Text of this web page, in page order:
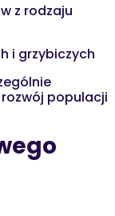
z rodzaju
i grzybiczych
populacji